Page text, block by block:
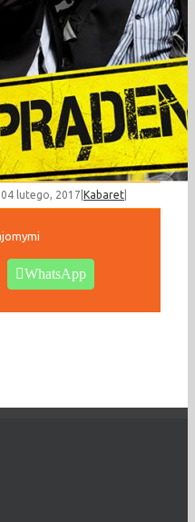
4 lutego, 2017 Kabaret
WhatsApp